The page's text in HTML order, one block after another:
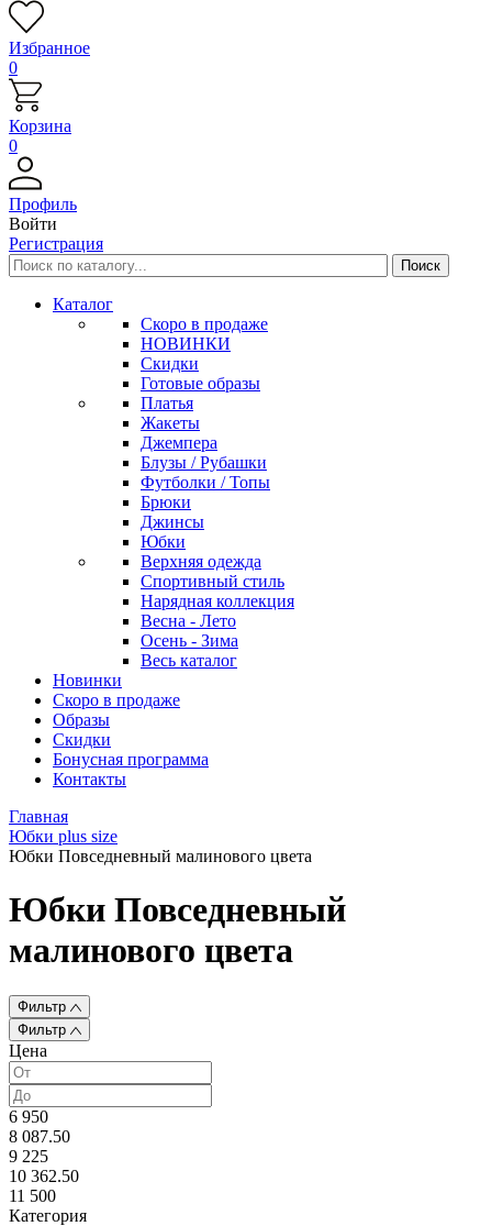
Избранное
0
Корзина
0
Профиль
Войти
Регистрация
Каталог
Скоро в продаже
НОВИНКИ
Скидки
Готовые образы
Платья
Жакеты
Джемпера
Блузы / Рубашки
Футболки / Топы
Брюки
Джинсы
Юбки
Верхняя одежда
Спортивный стиль
Нарядная коллекция
Весна - Лето
Осень - Зима
Весь каталог
Новинки
Скоро в продаже
Образы
Скидки
Бонусная программа
Контакты
Главная
Юбки plus size
Юбки Повседневный малинового цвета
Юбки Повседневный
малинового цвета
Фильтр
Фильтр
Цена
6 950
8 087.50
9 225
10 362.50
11 500
Категория